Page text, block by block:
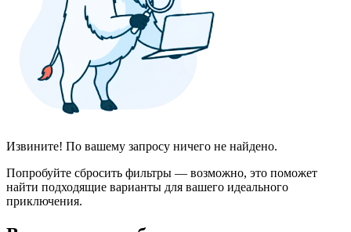
Извините! По вашему запросу ничего не найдено.
Попробуйте сбросить фильтры — возможно, это поможет
найти подходящие варианты для вашего идеального
приключения.